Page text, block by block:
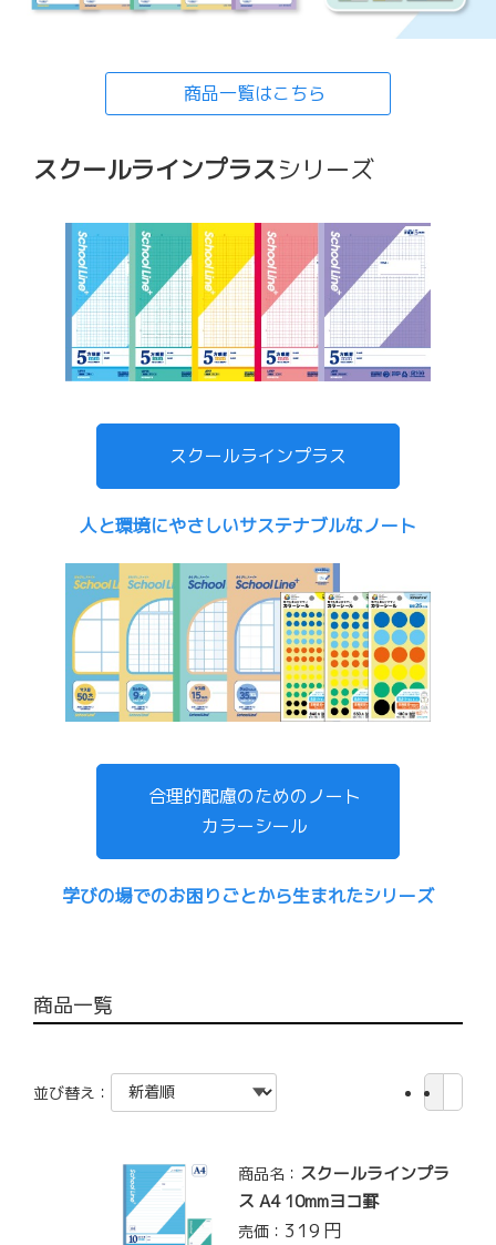
商品一覧はこちら
スクールラインプラスシリーズ
スクールラインプラス
人と環境にやさしいサステナブルなノート
合理的配慮のためのノート
カラーシール
学びの場でのお困りごとから生まれたシリーズ
商品一覧
並び替え：
商品名： スクールラインプラ
ス A4 10mmヨコ罫
売価： 319 円